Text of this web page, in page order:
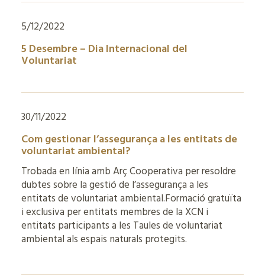
5/12/2022
5 Desembre – Dia Internacional del
Voluntariat
30/11/2022
Com gestionar l’assegurança a les entitats de
voluntariat ambiental?
Trobada en línia amb Arç Cooperativa per resoldre
dubtes sobre la gestió de l’assegurança a les
entitats de voluntariat ambiental.Formació gratuïta
i exclusiva per entitats membres de la XCN i
entitats participants a les Taules de voluntariat
ambiental als espais naturals protegits.